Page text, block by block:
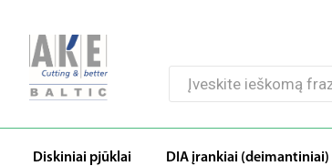
Diskiniai pjūklai DIA įrankiai (deimantiniai)